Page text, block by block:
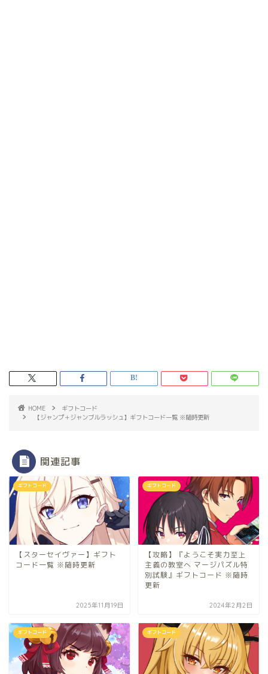
HOME
ギフトコード
【ジャンプ＋ジャンブルラッシュ】ギフトコード一覧 ※随時更新
関連記事
ギフトコード
【スターセイヴァー】ギフト
コード一覧 ※随時更新
2025年11月19日
ギフトコード
【攻略】『ようこそ実力至上
主義の教室へ マージパズル特
別試験』ギフトコード ※随時
更新
2024年2月2日
ギフトコード ギフトコード